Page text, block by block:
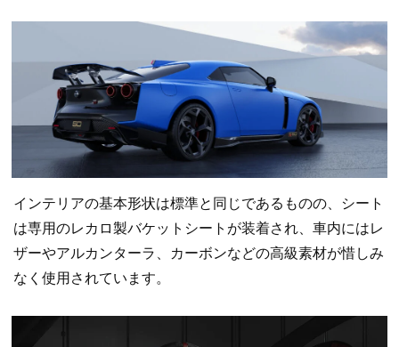
インテリアの基本形状は標準と同じであるものの、シート
は専用のレカロ製バケットシートが装着され、車内にはレ
ザーやアルカンターラ、カーボンなどの高級素材が惜しみ
なく使用されています。